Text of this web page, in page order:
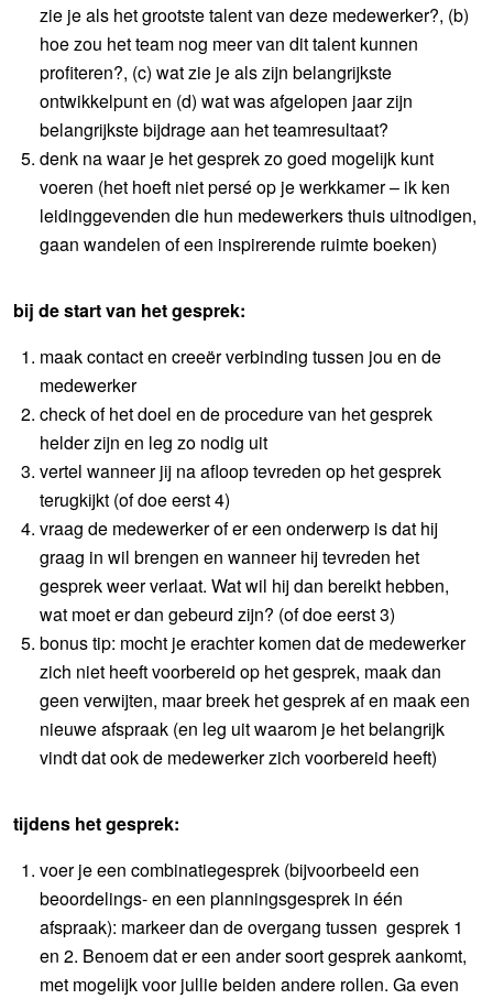
zie je als het grootste talent van deze medewerker?, (b)
hoe zou het team nog meer van dit talent kunnen
profiteren?, (c) wat zie je als zijn belangrijkste
ontwikkelpunt en (d) wat was afgelopen jaar zijn
belangrijkste bijdrage aan het teamresultaat?
denk na waar je het gesprek zo goed mogelijk kunt
voeren (het hoeft niet persé op je werkkamer – ik ken
leidinggevenden die hun medewerkers thuis uitnodigen,
gaan wandelen of een inspirerende ruimte boeken)
bij de start van het gesprek:
maak contact en creeër verbinding tussen jou en de
medewerker
check of het doel en de procedure van het gesprek
helder zijn en leg zo nodig uit
vertel wanneer jij na afloop tevreden op het gesprek
terugkijkt (of doe eerst 4)
vraag de medewerker of er een onderwerp is dat hij
graag in wil brengen en wanneer hij tevreden het
gesprek weer verlaat. Wat wil hij dan bereikt hebben,
wat moet er dan gebeurd zijn? (of doe eerst 3)
bonus tip: mocht je erachter komen dat de medewerker
zich niet heeft voorbereid op het gesprek, maak dan
geen verwijten, maar breek het gesprek af en maak een
nieuwe afspraak (en leg uit waarom je het belangrijk
vindt dat ook de medewerker zich voorbereid heeft)
tijdens het gesprek:
voer je een combinatiegesprek (bijvoorbeeld een
beoordelings- en een planningsgesprek in één
afspraak): markeer dan de overgang tussen gesprek 1
en 2. Benoem dat er een ander soort gesprek aankomt,
met mogelijk voor jullie beiden andere rollen. Ga even